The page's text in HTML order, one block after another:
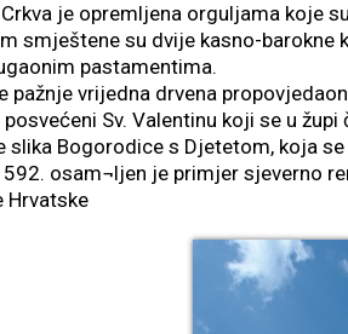
je opremljena orguljama koje
smještene su dvije kasno-barokne
pastamentima.
pažnje vrijedna drvena
Sv. Valentinu koji se u
slika Bogorodice s Djetetom, koja
osam¬ljen je primjer sjeverno
Hrvatske